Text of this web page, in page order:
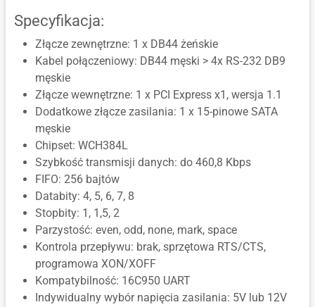
Specyfikacja:
Złącze zewnętrzne: 1 x DB44 żeńskie
Kabel połączeniowy: DB44 męski > 4x RS-232 DB9
męskie
Złącze wewnętrzne: 1 x PCI Express x1, wersja 1.1
Dodatkowe złącze zasilania: 1 x 15-pinowe SATA
męskie
Chipset: WCH384L
Szybkość transmisji danych: do 460,8 Kbps
FIFO: 256 bajtów
Databity: 4, 5, 6, 7, 8
Stopbity: 1, 1,5, 2
Parzystość: even, odd, none, mark, space
Kontrola przepływu: brak, sprzętowa RTS/CTS,
programowa XON/XOFF
Kompatybilność: 16C950 UART
Indywidualny wybór napięcia zasilania: 5V lub 12V